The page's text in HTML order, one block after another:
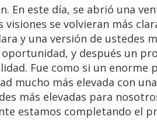
En este día, se abrió una
se volvieran más
y una versión de ustedes
y después un
Fue como si un enorme
mucho más elevada con
más elevadas para
estamos completando el